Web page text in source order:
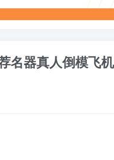
名器真人倒模飞